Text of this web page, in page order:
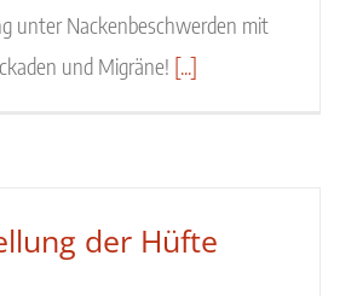
unter Nackenbeschwerden mit
und Migräne! [...]
der Hüfte